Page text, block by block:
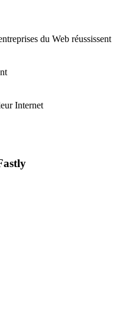
du Web réussissent
Internet